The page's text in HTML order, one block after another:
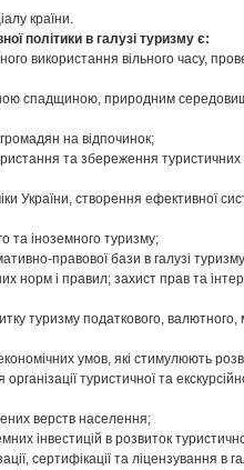
країни.
політики в галузі туризму є:
використання вільного часу,
спадщиною, природним
на відпочинок;
та збереження туристичних
України, створення ефективної
та іноземного туризму;
правової бази в галузі
норм і правил; захист прав та
туризму податкового,
умов, які стимулюють
туристичної та
верств населення;
інвестицій в розвиток
сертифікації та ліцензування в